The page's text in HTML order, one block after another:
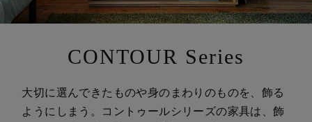
CONTOUR Series
大切に選んできたものや身のまわりのものを、飾る
ようにしまう。コントゥールシリーズの家具は、飾